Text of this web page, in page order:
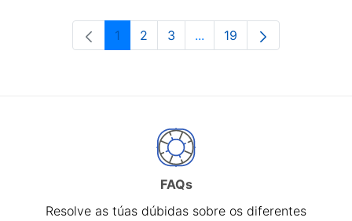
Páxina
1 Páxina
2 Páxina
3 ...Páxinas intermedias Use
Páxina
19
FAQs
Resolve as túas dúbidas sobre os diferentes